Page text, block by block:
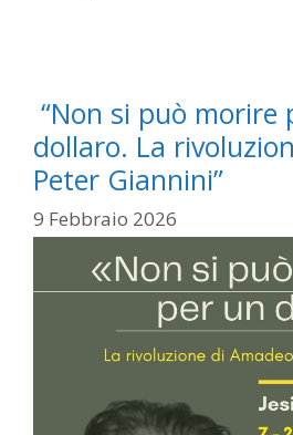
“Non si può morire
dollaro. La
Peter Giannini”
9 Febbraio 2026